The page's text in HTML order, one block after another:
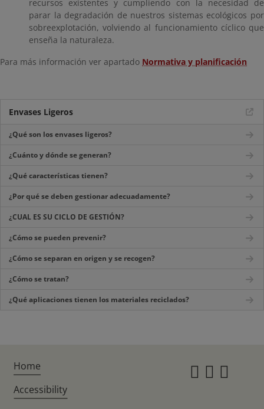
recursos existentes y cumpliendo con la necesidad de
parar la degradación de nuestros sistemas ecológicos por
sobreexplotación, volviendo al funcionamiento cíclico que
enseña la naturaleza.
Para más información ver apartado Normativa y planificación
Envases Ligeros
¿Qué son los envases ligeros?
¿Cuánto y dónde se generan?
¿Qué características tienen?
¿Por qué se deben gestionar adecuadamente?
¿CUAL ES SU CICLO DE GESTIÓN?
¿Cómo se pueden prevenir?
¿Cómo se separan en origen y se recogen?
¿Cómo se tratan?
¿Qué aplicaciones tienen los materiales reciclados?
Home
Accessibility